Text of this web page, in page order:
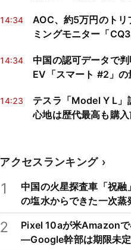
14:34
AOC、約5万円のトリ
ミングモニター「
14:34
中国の認可データで
EV「スマート #2」の
14:23
テスラ「Model Y L」
心地は歴代最高も購
アクセスランキング
1
中国の火星探査車「祝
の塩水からできた一次蒸
2
Pixel 10aが米Amazon
―Google幹部は期限未